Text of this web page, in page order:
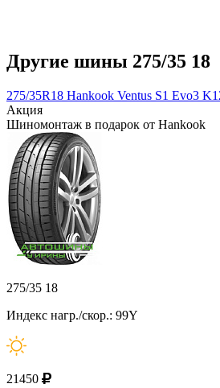
Другие шины 275/35 18
275/35R18 Hankook Ventus S1 Evo3
Акция
Шиномонтаж в подарок от Hankook
275/35 18
Индекс нагр./скор.: 99Y
21450